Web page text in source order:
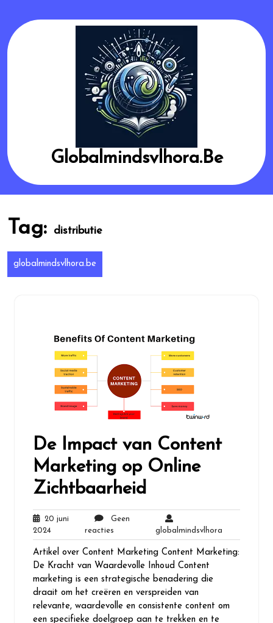
content
Globalmindsvlhora.be
Tag: distributie
globalmindsvlhora.be
De Impact van Content
Marketing op Online
Zichtbaarheid
20 juni
202420
juni
2024
Geen
reacties
reacties
globalmindsvlhora
Artikel over Content Marketing Content Marketing:
De Kracht van Waardevolle Inhoud Content
marketing is een strategische benadering die
draait om het creëren en verspreiden van
relevante, waardevolle en consistente content om
een specifieke doelgroep aan te trekken en te